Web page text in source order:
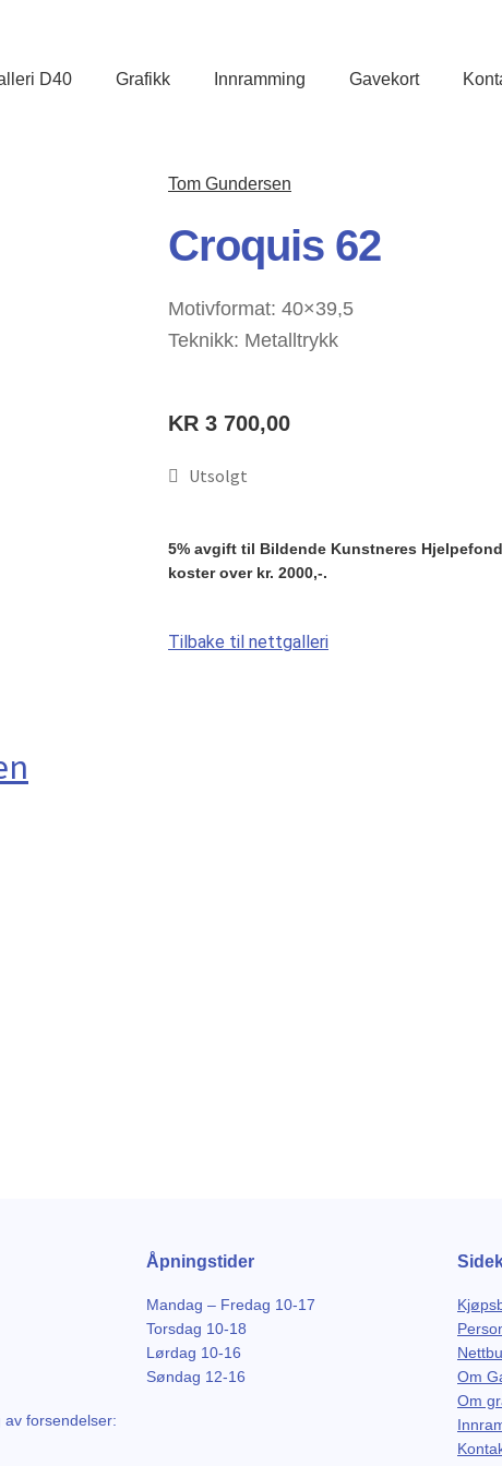
D40 Grafikk Innramming Gavekort
Tom Gundersen
Croquis 62
Motivformat: 40×39,5
Teknikk: Metalltrykk
KR 3 700,00
Utsolgt
5% avgift til Bildende Kunstneres
koster over kr. 2000,-.
Tilbake til nettgalleri
av forsendelser:
Åpningstider
Mandag – Fredag 10-17
Torsdag 10-18
Lørdag 10-16
Søndag 12-16
Om
Om